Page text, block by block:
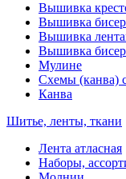
Вышивка
Вышивка
Вышивка
Вышивка
Мулине
Схемы (канва)
Канва
Шитье, ленты, ткани
Лента атласная
Наборы,